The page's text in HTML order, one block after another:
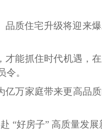
品质住宅升级将迎来
才能抓住时代机遇，
。
亿万家庭带来更高品
“好房子” 高质量发展